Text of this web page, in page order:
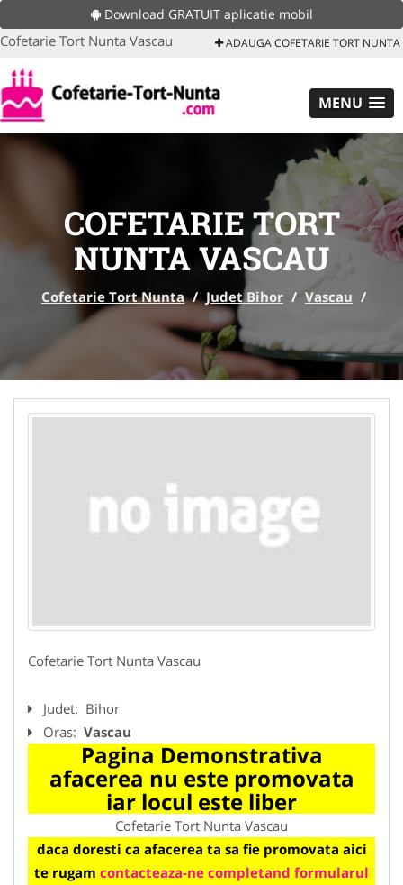
Download GRATUIT aplicatie mobil
Cofetarie Tort Nunta Vascau ADAUGA COFETARIE TORT NUNTA
MENU
COFETARIE TORT
NUNTA VASCAU
Cofetarie Tort Nunta / Judet Bihor / Vascau /
Cofetarie Tort Nunta Vascau
Judet: Bihor
Oras: Vascau
Pagina Demonstrativa
afacerea nu este promovata
iar locul este liber
Cofetarie Tort Nunta Vascau
daca doresti ca afacerea ta sa fie promovata aici
te rugam contacteaza-ne completand formularul